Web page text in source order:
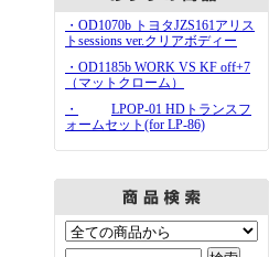
・OD1070b トヨタJZS161アリス
トsessions ver.クリアボディー
・OD1185b WORK VS KF off+7
（マットクローム）
・
LPOP-01 HDトランスフ
ォームセット(for LP-86)